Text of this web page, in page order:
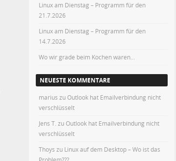
Linux am Dienstag – Programm für den
21.7.2026
Linux am Dienstag – Programm für den
14.7.2026
Wo wir grade beim Kochen waren…
NEUESTE KOMMENTARE
marius zuOutlook hat Emailverbindung nicht
verschlüsselt
Jens T. zuOutlook hat Emailverbindung nicht
verschlüsselt
Thoys zu Linux auf dem Desktop – Wo ist das